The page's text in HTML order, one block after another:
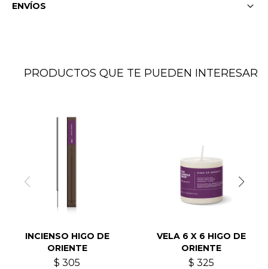
ENVÍOS
PRODUCTOS QUE TE PUEDEN INTERESAR
INCIENSO HIGO DE
ORIENTE
$ 305
VELA 6 X 6 HIGO DE
ORIENTE
$ 325